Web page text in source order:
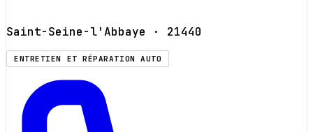
Saint-Seine-l'Abbaye · 21440
ENTRETIEN ET RÉPARATION AUTO